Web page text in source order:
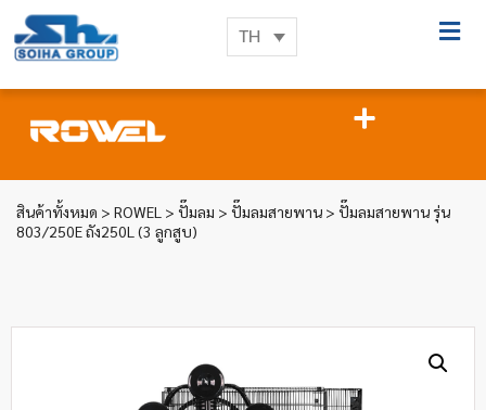
TH
สินค้าทั้งหมด > ROWEL > ปั๊มลม > ปั๊มลมสายพาน > ปั๊มลมสายพาน รุ่น
803/250E ถัง250L (3 ลูกสูบ)